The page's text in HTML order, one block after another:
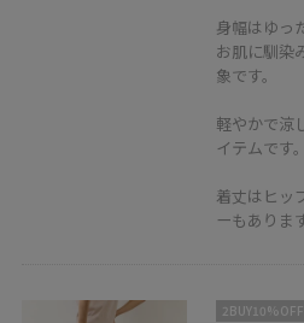
♡ボタンを押してお気に入りに
お気に入りしていただくと、
や商品がチェックしやすくなりま
身幅はゆっ
お肌に馴染
象です。
軽やかで涼
イテムです。
着丈はヒッ
ーもあります
2BUY10%OFF